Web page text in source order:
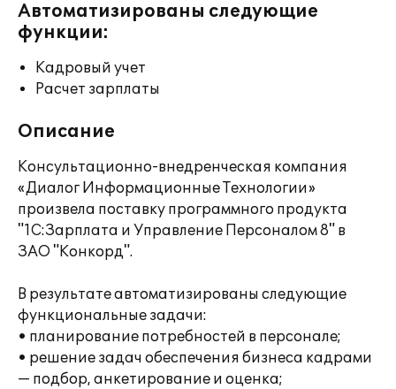
Автоматизированы следующие
функции:
Кадровый учет
Расчет зарплаты
Описание
Консультационно-внедренческая компания
«Диалог Информационные Технологии»
произвела поставку программного продукта
"1С:Зарплата и Управление Персоналом 8" в
ЗАО "Конкорд".
В результате автоматизированы следующие
функциональные задачи:
• планирование потребностей в персонале;
• решение задач обеспечения бизнеса кадрами
— подбор, анкетирование и оценка;